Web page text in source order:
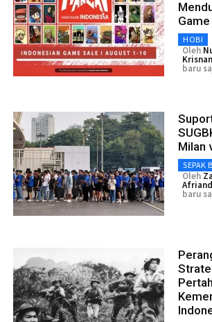
HOBI
Oleh
baru
Milan
SEPAK
Oleh
baru